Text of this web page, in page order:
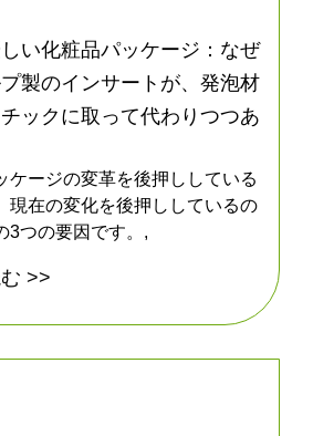
い化粧品パッケージ：なぜ
製のインサートが、発泡材
ックに取って代わりつつあ
ケージの変革を後押ししている
在の変化を後押ししているの
3つの要因です。,
>>